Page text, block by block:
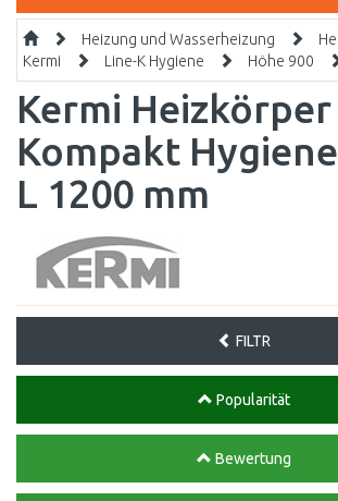
Heizung und Wasserheizung
Kermi
Line-K Hygiene Höhe 900
Kermi
Kompakt
L 1200 mm
FILTR
Popularität
Bewertung